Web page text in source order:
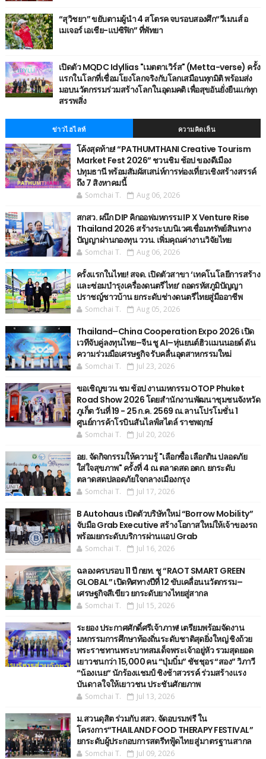
“สุวิชยา” ขยับตามผู้นำ 4 สโตรค จบรอบสองศึก“วีเมนส์ อ
เมเจอร์ เอเชีย-แปซิฟิก” ที่พัทยา
เปิดตัว MQDC Idyllias "เมตตาเวิร์ส" (Metta-verse) ครั้ง
แรกในโลกที่เชื่อมโยงโลกจริงกับโลกเสมือนทุกมิติ พร้อมส่ง
มอบนวัตกรรมร่วมสร้างโลกในอุดมคติ เพื่อสุขอันยั่งยืนแก่ทุก
สรรพสิ่ง
ข่าวไฮไลท์ ความคิดเห็น
โค้งสุดท้าย! “PATHUMTHANI Creative Tourism
Market Fest 2026” ชวนชิม ช้อป ของดีเมือง
ปทุมธานี พร้อมสัมผัสเสน่ห์การท่องเที่ยวเชิงสร้างสรรค์
ถึง 7 สิงหาคมนี้
Somchai T. Aug 06, 2026
สกสว. ผนึก DIP คิกออฟมหกรรม IP X Venture Rise
Thailand 2026 สร้างระบบนิเวศเชื่อมทรัพย์สินทาง
ปัญญาผ่านกองทุน ววน. เพิ่มคุณค่างานวิจัยไทย
Somchai T. Aug 06, 2026
ครั้งแรกในไทย! สจด. เปิดตัวสาขา ‘เทคโนโลยีการสร้าง
และซ่อมบำรุงเครื่องดนตรีไทย’ ​ถอดรหัสภูมิปัญญา
ปราชญ์ชาวบ้าน ยกระดับช่างดนตรีไทยสู่มืออาชีพ
Somchai T. Aug 05, 2026
Thailand–China Cooperation Expo 2026 เปิด
เวทีจับคู่ลงทุนไทย–จีน ชู AI–หุ่นยนต์ฮิวแมนนอยด์ ดัน
ความร่วมมือเศรษฐกิจ รับคลื่นอุตสาหกรรมใหม่
Somchai T. Jul 23, 2026
ขอเชิญขวน ชม ช้อป งานมหกรรม OTOP Phuket
Road Show 2026 โดยสำนักงานพัฒนาชุมชนจังหวัด
ภูเก็ต วันที่ 19 - 25 ก.ค. 2569 ณ.ลานโปรโมชั่น 1
ศูนย์การค้าโรบินสันไลฟ์สไตล์ ราชพฤกษ์
Somchai T. Jul 20, 2026
อย. จัดกิจกรรมให้ความรู้ "เลือกซื้อ เลือกกิน ปลอดภัย
ใส่ใจสุขภาพ" ครั้งที่ 4 ณ ตลาดสด อตก. ยกระดับ
ตลาดสดปลอดภัยใจกลางเมืองกรุง
Somchai T. Jul 17, 2026
B Autohaus เปิดตัวบริษัทใหม่ “Borrow Mobility”
จับมือ Grab Executive สร้างโอกาสใหม่ให้เจ้าของรถ
พร้อมยกระดับบริการผ่านแอป Grab
Somchai T. Jul 16, 2026
ฉลองครบรอบ 11 ปี กยท. ชู “RAOT SMART GREEN
GLOBAL” เปิดทิศทางปีที่ 12 ขับเคลื่อนนวัตกรรม–
เศรษฐกิจสีเขียว ยกระดับยางไทยสู่สากล
Somchai T. Jul 15, 2026
ระยอง ประกาศศักดิ์ศรีเจ้าภาพ! เตรียมพร้อมจัดงาน
มหกรรมการศึกษาท้องถิ่นระดับชาติสุดยิ่งใหญ่ ชิงถ้วย
พระราชทานพระบาทสมเด็จพระเจ้าอยู่หัว รวมสุดยอด
เยาวชนกว่า 15,000 คน “บุ๋มบิ๋ม” ชัชชุอร “สอง” วิภาวี
“น้องเนย“ นักร้องแชมป์ ชิงช้าสวรรค์ ร่วมสร้างแรง
บันดาลใจให้เยาวชน ประชันศักยภาพ
Somchai T. Jul 13, 2026
ม.สวนดุสิต ร่วมกับ สสว. จัดอบรมฟรี ใน
โครงการ“THAILAND FOOD THERAPY FESTIVAL”
ยกระดับผู้ประกอบการสตรีทฟู้ดไทย สู่มาตรฐานสากล
Somchai T. Jul 09, 2026